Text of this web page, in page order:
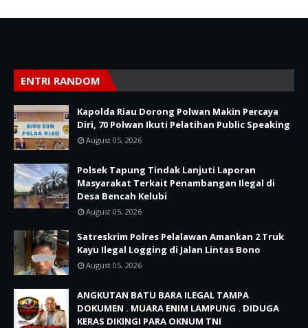
ENTRI RANDOM
Kapolda Riau Dorong Polwan Makin Percaya
Diri, 70 Polwan Ikuti Pelatihan Public Speaking
August 05, 2026
Polsek Tapung Tindak Lanjuti Laporan
Masyarakat Terkait Penambangan Ilegal di
Desa Bencah Kelubi
August 05, 2026
Satreskrim Polres Pelalawan Amankan 2 Truk
Kayu Ilegal Logging di Jalan Lintas Bono
August 05, 2026
ANGKUTAN BATU BARA ILEGAL TAMPA
DOKUMEN . MUARA ENIM LAMPUNG . DIDUGA
KERAS DIKINGI PARA OKNUM TNI